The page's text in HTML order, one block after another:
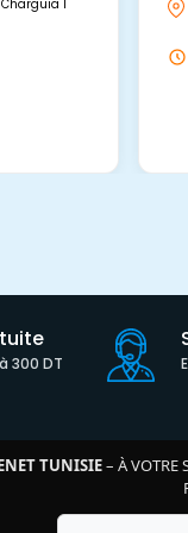
I
300 DT
TUNISIE– À VOTRE